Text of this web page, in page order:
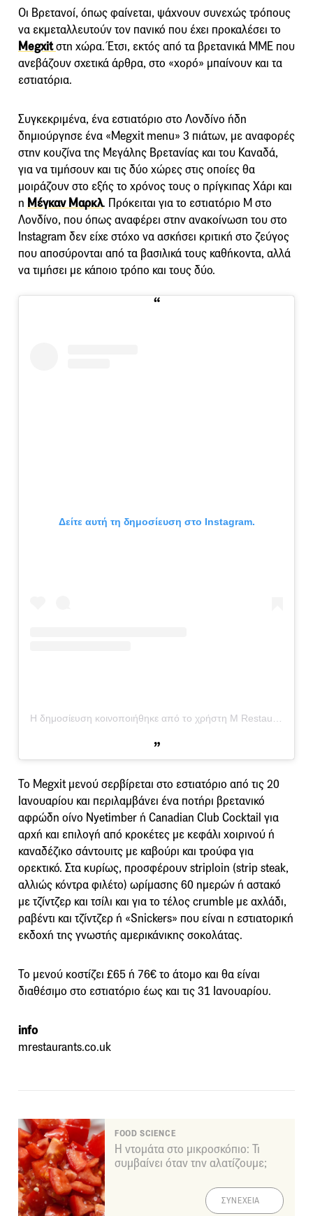
Οι Βρετανοί, όπως φαίνεται, ψάχνουν συνεχώς τρόπους
να εκμεταλλευτούν τον πανικό που έχει προκαλέσει το
Megxitστη χώρα. Έτσι, εκτός από τα βρετανικά ΜΜΕ που
ανεβάζουν σχετικά άρθρα, στο «χορό» μπαίνουν και τα
εστιατόρια.
Συγκεκριμένα, ένα εστιατόριο στο Λονδίνο ήδη
δημιούργησε ένα «Megxit menu» 3 πιάτων, με αναφορές
στην κουζίνα της Μεγάλης Βρετανίας και του Καναδά,
για να τιμήσουν και τις δύο χώρες στις οποίες θα
μοιράζουν στο εξής το χρόνος τους ο πρίγκιπας Χάρι και
η Μέγκαν Μαρκλ. Πρόκειται για το εστιατόριο M στο
Λονδίνο, που όπως αναφέρει στην ανακοίνωση του στο
Instagram δεν είχε στόχο να ασκήσει κριτική στο ζεύγος
που αποσύρονται από τα βασιλικά τους καθήκοντα, αλλά
να τιμήσει με κάποιο τρόπο και τους δύο.
Δείτε αυτή τη δημοσίευση στο Instagram.
Το Megxit μενού σερβίρεται στο εστιατόριο από τις 20
Ιανουαρίου και περιλαμβάνει ένα ποτήρι βρετανικό
αφρώδη οίνο Nyetimber ή Canadian Club Cocktail για
αρχή και επιλογή από κροκέτες με κεφάλι χοιρινού ή
καναδέζικο σάντουιτς με καβούρι και τρούφα για
ορεκτικό. Στα κυρίως, προσφέρουν striploin (strip steak,
αλλιώς κόντρα φιλέτο) ωρίμασης 60 ημερών ή αστακό
με τζίντζερ και τσίλι και για το τέλος crumble με αχλάδι,
ραβέντι και τζίντζερ ή «Snickers» που είναι η εστιατορική
εκδοχή της γνωστής αμερικάνικης σοκολάτας.
Το μενού κοστίζει £65 ή 76€ το άτομο και θα είναι
διαθέσιμο στο εστιατόριο έως και τις 31 Ιανουαρίου.
info
mrestaurants.co.uk
FOOD SCIENCE
Η ντομάτα στο μικροσκόπιο: Τι
συμβαίνει όταν την αλατίζουμε;
ΣΥΝΕΧΕΙΑ